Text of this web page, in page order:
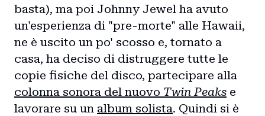
basta), ma poi Johnny Jewel ha avuto
un'esperienza di "pre-morte" alle Hawaii,
ne è uscito un po' scosso e, tornato a
casa, ha deciso di distruggere tutte le
copie fisiche del disco, partecipare alla
colonna sonora del nuovo Twin Peaks e
lavorare su un album solista. Quindi si è